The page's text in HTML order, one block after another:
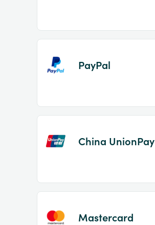
PayPal
China UnionPay
Mastercard